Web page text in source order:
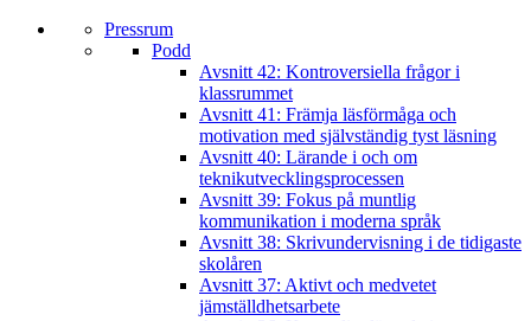
Pressrum
Podd
Avsnitt 42: Kontroversiella frågor i
klassrummet
Avsnitt 41: Främja läsförmåga och
motivation med självständig tyst läsning
Avsnitt 40: Lärande i och om
teknikutvecklingsprocessen
Avsnitt 39: Fokus på muntlig
kommunikation i moderna språk
Avsnitt 38: Skrivundervisning i de tidigaste
skolåren
Avsnitt 37: Aktivt och medvetet
jämställdhetsarbete